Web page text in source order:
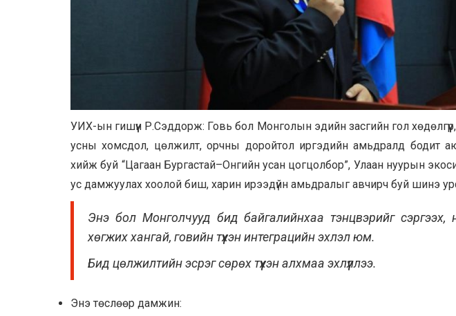
УИХ-ын гишүүн Р.Сэддорж: Говь бол Монголын эдийн засгийн гол
усны хомсдол, цөлжилт, орчны доройтол иргэдийн амьдралд бодит
хийж буй “Цагаан Бургастай–Онгийн усан цогцолбор”, Улаан нуурын
ус дамжуулах хоолой биш, харин ирээдүйн амьдралыг авчирч буй шинэ
Энэ бол Монголчууд бид байгалийнхаа тэнцвэрийг сэргээх,
хөгжих хангай, говийн түүхэн интеграцийн эхлэл юм.
Бид цөлжилтийн эсрэг сөрөх түүхэн алхмаа эхлүүллээ.
Энэ төслөөр дамжин: